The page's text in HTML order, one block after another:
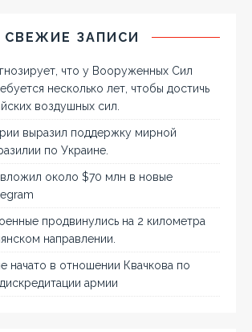
СВЕЖИЕ ЗАПИСИ
что у Вооруженных Сил
несколько лет, чтобы достичь
воздушных сил.
выразил поддержку мирной
по Украине.
около $70 млн в новые
продвинулись на 2 километра
направлении.
начато в отношении Квачкова по
армии